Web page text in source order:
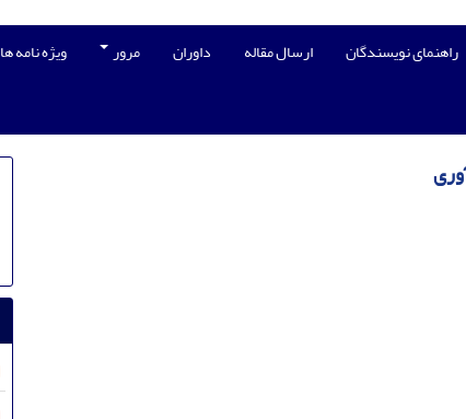
راهنمای نویسندگان ارسال مقاله داوران مرور ویژه نامه ها